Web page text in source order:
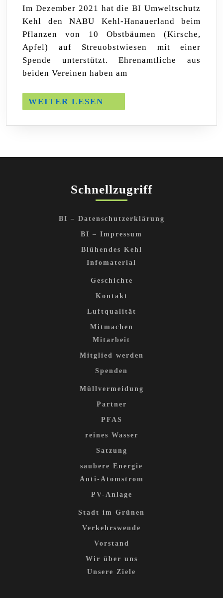
Im Dezember 2021 hat die BI Umweltschutz
Kehl den NABU Kehl-Hanauerland beim
Pflanzen von 10 Obstbäumen (Kirsche,
Apfel) auf Streuobstwiesen mit einer
Spende unterstützt. Ehrenamtliche aus
beiden Vereinen haben am
WEITER LESEN
LESEN
Schnellzugriff
BI – Datenschutzerklärung
BI – Impressum
Blühendes Kehl
Infomaterial
Geschichte
Kontakt
Luftqualität
Mitmachen
Mitarbeit
Mitglied werden
Spenden
Müllvermeidung
Partner
PFAS
reines Wasser
Satzung
saubere Energie
Anti-Atomstrom
PV-Anlage
Stadt im Grünen
Verkehrswende
Vorstand
Wir über uns
Unsere Ziele